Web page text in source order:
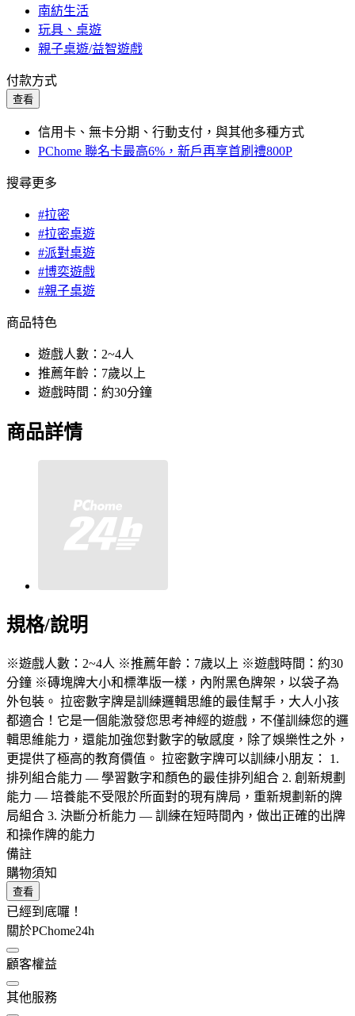
南紡生活
玩具、桌遊
親子桌遊/益智遊戲
付款方式
查看
信用卡、無卡分期、行動支付，與其他多種方式
PChome 聯名卡最高6%，新戶再享首刷禮800P
搜尋更多
#拉密
#拉密桌遊
#派對桌遊
#博奕遊戲
#親子桌遊
商品特色
遊戲人數：2~4人
推薦年齡：7歲以上
遊戲時間：約30分鐘
商品詳情
規格/說明
※遊戲人數：2~4人 ※推薦年齡：7歲以上 ※遊戲時間：約30
分鐘 ※磚塊牌大小和標準版一樣，內附黑色牌架，以袋子為
外包裝。 拉密數字牌是訓練邏輯思維的最佳幫手，大人小孩
都適合！它是一個能激發您思考神經的遊戲，不僅訓練您的邏
輯思維能力，還能加強您對數字的敏感度，除了娛樂性之外，
更提供了極高的教育價值。 拉密數字牌可以訓練小朋友： 1.
排列組合能力 — 學習數字和顏色的最佳排列組合 2. 創新規劃
能力 — 培養能不受限於所面對的現有牌局，重新規劃新的牌
局組合 3. 決斷分析能力 — 訓練在短時間內，做出正確的出牌
和操作牌的能力
備註
購物須知
查看
已經到底囉！
關於PChome24h
顧客權益
其他服務